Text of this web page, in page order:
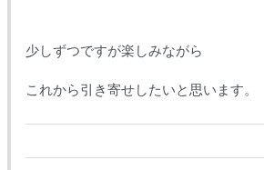
少しずつですが楽しみながら
これから引き寄せしたいと思います。